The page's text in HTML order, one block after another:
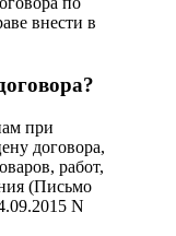
внести в
при
договора,
работ,
(Письмо
N